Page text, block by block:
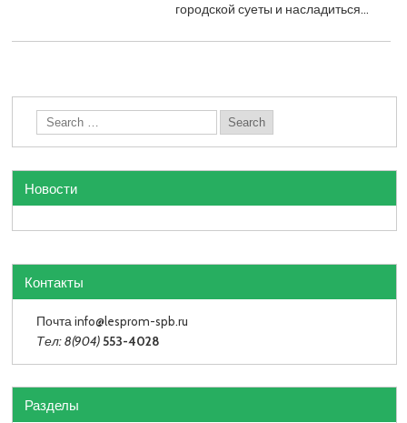
городской суеты и насладиться…
Новости
Контакты
Почта info@lesprom-spb.ru
Тел: 8(904) 553-4028
Разделы